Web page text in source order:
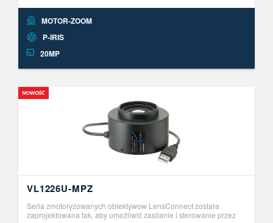
MOTOR-ZOOM
P-IRIS
20MP
VL1226U-MPZ
Seria zmotoryzowanych obiektywow LensConnect została
zaprojektowana tak, aby umożliwić zasilanie i sterowanie przez